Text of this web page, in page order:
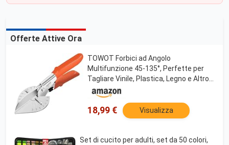
Offerte Attive Ora
TOWOT Forbici ad Angolo
Multifunzione 45-135°, Perfette per
Tagliare Vinile, Plastica, Legno e Altro,
Forbici per Mitra Regolabile con
Impugnature Ergonomiche
18,99 € Visualizza
Set di cucito per adulti, set da 50 colori,